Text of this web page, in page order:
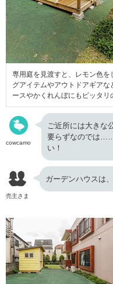
専用庭を見渡すと、レモン色
グアイテムやアウトドアギア
ースやかくれんぼにもピッタリ
cowcamo
ご近所には大きな
要らずなのでは
い！
売主さま
ガーデンハウスは